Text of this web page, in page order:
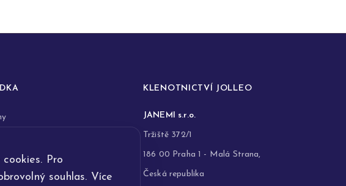
Pro
souhlas. Více
KLENOTNICTVÍ JOLLEO
JANEMI s.r.o.
Tržiště 372/1
186 00 Praha 1 - Malá Strana,
Česká republika